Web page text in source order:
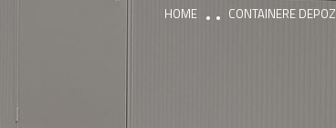
HOME CONTAINERE